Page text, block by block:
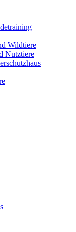
Wildtiere
Nutztiere